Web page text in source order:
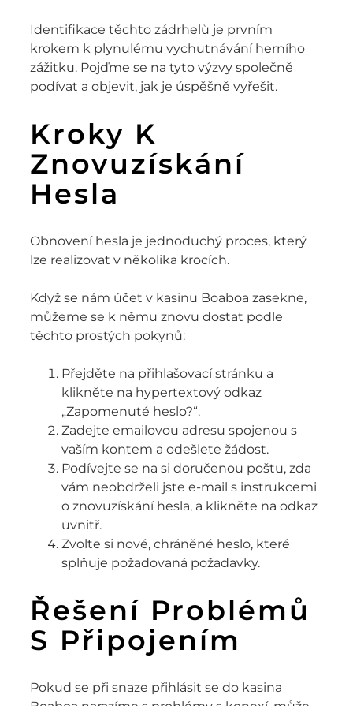
Identifikace těchto zádrhelů je prvním
krokem k plynulému vychutnávání herního
zážitku. Pojďme se na tyto výzvy společně
podívat a objevit, jak je úspěšně vyřešit.
Kroky K
Znovuzískání
Hesla
Obnovení hesla je jednoduchý proces, který
lze realizovat v několika krocích.
Když se nám účet v kasinu Boaboa zasekne,
můžeme se k němu znovu dostat podle
těchto prostých pokynů:
Přejděte na přihlašovací stránku a
klikněte na hypertextový odkaz
„Zapomenuté heslo?“.
Zadejte emailovou adresu spojenou s
vaším kontem a odešlete žádost.
Podívejte se na si doručenou poštu, zda
vám neobdrželi jste e-mail s instrukcemi
o znovuzískání hesla, a klikněte na odkaz
uvnitř.
Zvolte si nové, chráněné heslo, které
splňuje požadovaná požadavky.
Řešení Problémů
S Připojením
Pokud se při snaze přihlásit se do kasina